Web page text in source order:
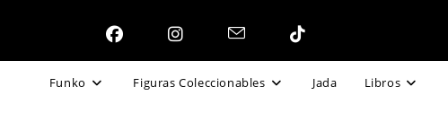
Funko Figuras Coleccionables Jada Libros